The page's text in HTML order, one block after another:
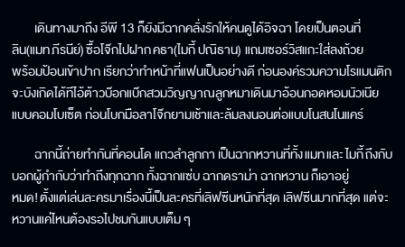
เดินทางมาถึง อีพี 13 ก็ยังมีฉากคลั่งรักให้คนดูได้อิจฉา โดยเป็นตอนที่
ลิน(แมท ภีรนีย์) ซื้อโจ๊กไปฝาก คธา(ไมกี้ ปณิธาน) แถมเซอร์วิสแกะใส่ลงถ้วย
พร้อมป้อนเข้าปาก เรียกว่าทำหน้าที่แฟนเป็นอย่างดี ก่อนองค์รวมความโรแมนติก
จะบังเกิดได้ทีไอ้ต้าวบ๊อกแบ๊กสวมวิญญาณลูกหมาเดินมาอ้อนกอดหอมนัวเนีย
แบบคอมโบเซ็ต ก่อนโบกมือลาโจ๊กยามเช้าและล้มลงนอนต่อแบบโนสนโนแคร์
ฉากนี้ถ่ายทำกันที่คอนโด แถวลำลูกกา เป็นฉากหวานที่ทั้ง แมท และ ไมกี้ ถึงกับ
บอกผู้กำกับว่าทำถึงทุกฉาก ทั้งฉากแซ่บ ฉากดราม่า ฉากหวาน ก็เอาอยู่
หมด! ตั้งแต่เล่นละครมาเรื่องนี้เป็นละครที่เลิฟซีนหนักที่สุด เลิฟซีนมากที่สุด แต่จะ
หวานแค่ไหนต้องรอไปชมกันแบบเต็ม ๆ